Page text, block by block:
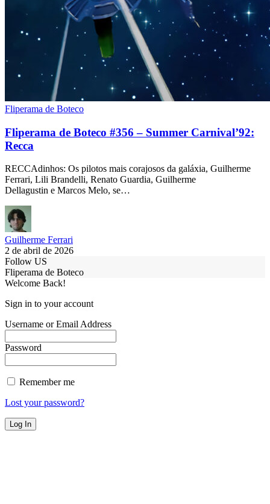
Fliperama de Boteco
Fliperama de Boteco #356 – Summer Carnival’92:
Recca
RECCAdinhos: Os pilotos mais corajosos da galáxia, Guilherme
Ferrari, Lili Brandelli, Renato Guardia, Guilherme
Dellagustin e Marcos Melo, se…
Guilherme Ferrari
2 de abril de 2026
Follow US
Fliperama de Boteco
Welcome Back!
Sign in to your account
Username or Email Address
Password
Remember me
Lost your password?